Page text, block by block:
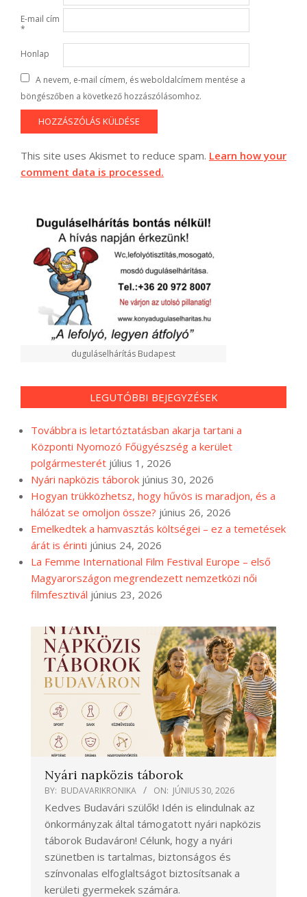
E-mail cím
*
Honlap
A nevem, e-mail címem, és weboldalcímem mentése a
böngészőben a következő hozzászólásomhoz.
This site uses Akismet to reduce spam. Learn how your
comment data is processed.
duguláselhárítás Budapest
LEGUTÓBBI BEJEGYZÉSEK
Továbbra is letartóztatásban akarja tartani a
Központi Nyomozó Főügyészség a kerület
polgármesterét július 1, 2026
Nyári napközis táborok június 30, 2026
Hogyan trükközhetsz, hogy hűvös is maradjon, és a
hálózat se omoljon össze? június 26, 2026
Emelkedtek a hamvasztás költségei – ez a temetések
árát is érinti június 24, 2026
La Femme International Film Festival Europe – első
Magyarországon megrendezett nemzetközi női
filmfesztivál június 23, 2026
Nyári napközis táborok
BY: BUDAVARIKRONIKA ON: JÚNIUS 30, 2026
Kedves Budavári szülők! Idén is elindulnak az
önkormányzak által támogatott nyári napközis
táborok Budaváron! Célunk, hogy a nyári
szünetben is tartalmas, biztonságos és
színvonalas elfoglaltságot biztosítsanak a
kerületi gyermekek számára.